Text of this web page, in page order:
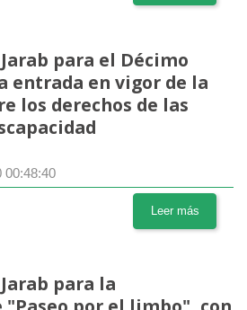
para el Décimo
entrada en vigor de la
los derechos de las
00:48:40
Leer más
para la